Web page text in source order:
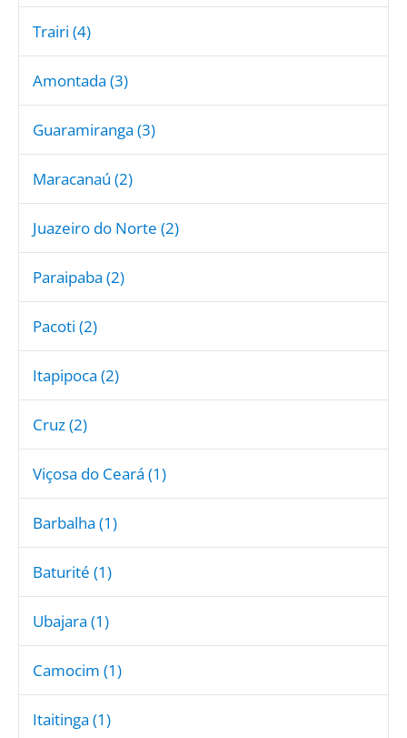
Trairi (4)
Amontada (3)
Guaramiranga (3)
Maracanaú (2)
Juazeiro do Norte (2)
Paraipaba (2)
Pacoti (2)
Itapipoca (2)
Cruz (2)
Viçosa do Ceará (1)
Barbalha (1)
Baturité (1)
Ubajara (1)
Camocim (1)
Itaitinga (1)